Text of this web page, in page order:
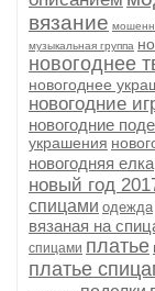
вязание
музыкальная группа
новогоднее
новогоднее
новогодние
новогодние
украшения
новогодняя елка
новый год
спицами одежда
вязаная на
спицами платье
платье